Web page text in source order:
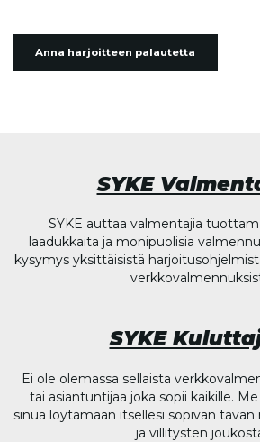
Anna harjoitteen palautetta
SYKE
SYKE auttaa valmentajia
laadukkaita ja monipuolisia
kysymys yksittäisistä
SYKE
Ei ole olemassa sellaista
tai asiantuntijaa joka sopii kaikille.
sinua löytämään itsellesi sopivan
ja villitysten